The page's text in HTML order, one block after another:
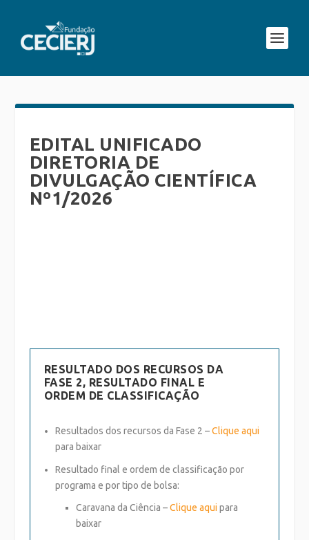
EDITAL UNIFICADO
DIRETORIA DE
DIVULGAÇÃO CIENTÍFICA
Nº1/2026
RESULTADO DOS RECURSOS DA
FASE 2, RESULTADO FINAL E
ORDEM DE CLASSIFICAÇÃO
Resultados dos recursos da Fase 2 –Clique aqui
para baixar
Resultado final e ordem de classificação por
programa e por tipo de bolsa:
Caravana da Ciência –Clique aqui para
baixar